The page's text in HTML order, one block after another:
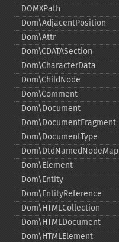
DOMXPath
Dom\AdjacentPosition
Dom\Attr
Dom\CDATASection
Dom\CharacterData
Dom\ChildNode
Dom\Comment
Dom\Document
Dom\DocumentFragment
Dom\DocumentType
Dom\DtdNamedNodeMap
Dom\Element
Dom\Entity
Dom\EntityReference
Dom\HTMLCollection
Dom\HTMLDocument
Dom\HTMLElement